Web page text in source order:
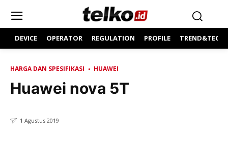
DEVICE OPERATOR REGULATION PROFILE
HARGA DAN SPESIFIKASI HUAWEI
Huawei nova 5T
1 Agustus 2019